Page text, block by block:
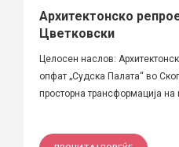
Архитектонско
Цветковски
Целосен наслов:
опфат „Судска Палата“ во
просторна трансформација на